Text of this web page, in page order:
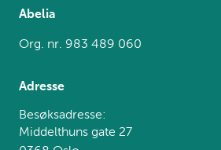
Abelia
Org. nr. 983 489 060
Adresse
Besøksadresse:
Middelthuns gate 27